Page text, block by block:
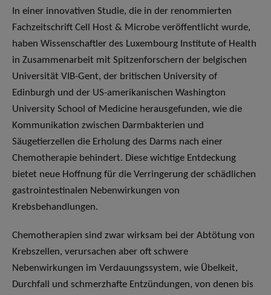
In einer innovativen Studie, die in der renommierten
Fachzeitschrift Cell Host & Microbe veröffentlicht wurde,
haben Wissenschaftler des Luxembourg Institute of Health
in Zusammenarbeit mit Spitzenforschern der belgischen
Universität VIB-Gent, der britischen University of
Edinburgh und der US-amerikanischen Washington
University School of Medicine herausgefunden, wie die
Kommunikation zwischen Darmbakterien und
Säugetierzellen die Erholung des Darms nach einer
Chemotherapie behindert. Diese wichtige Entdeckung
bietet neue Hoffnung für die Verringerung der schädlichen
gastrointestinalen Nebenwirkungen von
Krebsbehandlungen.
Chemotherapien sind zwar wirksam bei der Abtötung von
Krebszellen, verursachen aber oft schwere
Nebenwirkungen im Verdauungssystem, wie Übelkeit,
Durchfall und schmerzhafte Entzündungen, von denen bis